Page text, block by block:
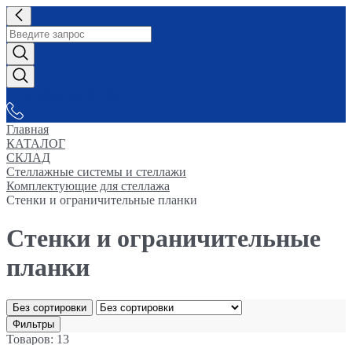
Главная
КАТАЛОГ
СКЛАД
Стеллажные системы и стеллажи
Комплектующие для стеллажа
Стенки и ограничительные планки
Стенки и ограничительные
планки
Без сортировки
Фильтры
Товаров: 13